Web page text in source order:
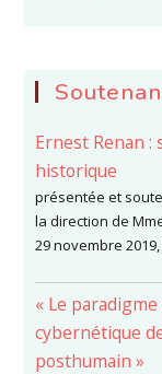
Ernest Renan :
historique
présentée et
la direction de
29 novembre
« Le
cybernétique
posthumain »